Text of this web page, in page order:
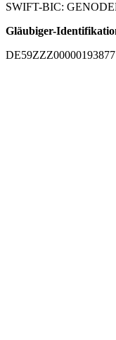
SWIFT-BIC:
Gläubiger-
DE59ZZZ00000193877